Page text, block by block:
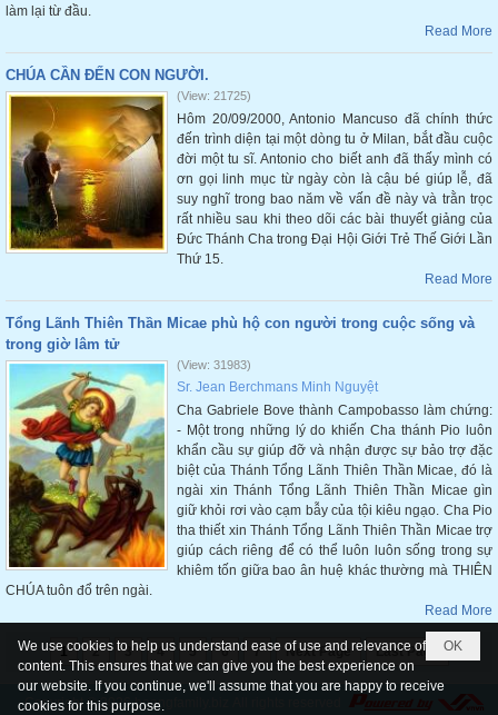
làm lại từ đầu.
Read More
CHÚA CẦN ĐẾN CON NGƯỜI.
(View: 21725)
Hôm 20/09/2000, Antonio Mancuso đã chính thức
đến trình diện tại một dòng tu ở Milan, bắt đầu cuộc
đời một tu sĩ. Antonio cho biết anh đã thấy mình có
ơn gọi linh mục từ ngày còn là cậu bé giúp lễ, đã
suy nghĩ trong bao năm về vấn đề này và trằn trọc
rất nhiều sau khi theo dõi các bài thuyết giảng của
Đức Thánh Cha trong Đại Hội Giới Trẻ Thế Giới Lần
Thứ 15.
Read More
Tổng Lãnh Thiên Thần Micae phù hộ con người trong cuộc sống và
trong giờ lâm tử
(View: 31983)
Sr. Jean Berchmans Minh Nguyệt
Cha Gabriele Bove thành Campobasso làm chứng:
- Một trong những lý do khiến Cha thánh Pio luôn
khẩn cầu sự giúp đỡ và nhận được sự bảo trợ đặc
biệt của Thánh Tổng Lãnh Thiên Thần Micae, đó là
ngài xin Thánh Tổng Lãnh Thiên Thần Micae gìn
giữ khỏi rơi vào cạm bẫy của tội kiêu ngạo. Cha Pio
tha thiết xin Thánh Tổng Lãnh Thiên Thần Micae trợ
giúp cách riêng để có thể luôn luôn sống trong sự
khiêm tốn giữa bao ân huệ khác thường mà THIÊN
CHÚA tuôn đổ trên ngài.
Read More
1 2 3 4 5 6 7 Next Page Last Page
Copyright © 2026hoangfamily.biz
OK
We use cookies to help us understand ease of use and relevance of
content. This ensures that we can give you the best experience on
our website. If you continue, we'll assume that you are happy to receive
cookies for this purpose.